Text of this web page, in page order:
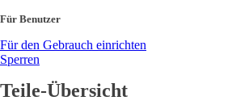
Für Benutzer
Für den Gebrauch einrichten
Sperren
Teile-Übersicht